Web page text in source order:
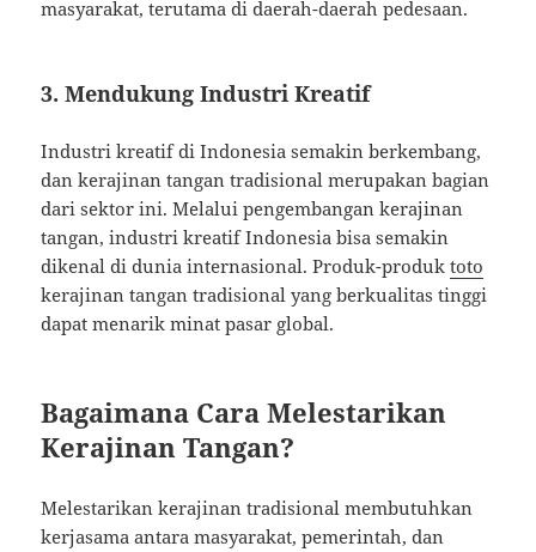
masyarakat, terutama di daerah-daerah pedesaan.
3.Mendukung Industri Kreatif
Industri kreatif di Indonesia semakin berkembang,
dan kerajinan tangan tradisional merupakan bagian
dari sektor ini. Melalui pengembangan kerajinan
tangan, industri kreatif Indonesia bisa semakin
dikenal di dunia internasional. Produk-produktoto
kerajinan tangan tradisional yang berkualitas tinggi
dapat menarik minat pasar global.
Bagaimana Cara Melestarikan
Kerajinan Tangan?
Melestarikan kerajinan tradisional membutuhkan
kerjasama antara masyarakat, pemerintah, dan